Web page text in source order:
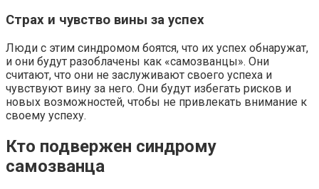
Страх и чувство вины за успех
Люди с этим синдромом боятся, что их успех обнаружат,
и они будут разоблачены как «самозванцы». Они
считают, что они не заслуживают своего успеха и
чувствуют вину за него. Они будут избегать рисков и
новых возможностей, чтобы не привлекать внимание к
своему успеху.
Кто подвержен синдрому
самозванца